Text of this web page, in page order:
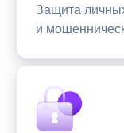
Защита
и